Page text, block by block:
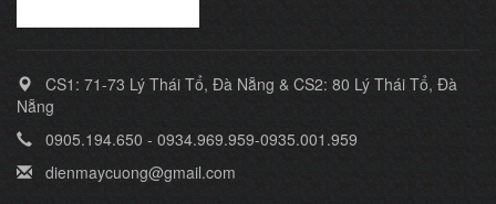
CS1: 71-73 Lý Thái Tổ, Đà Nẵng & CS2: 80 Lý Thái Tổ, Đà
Nẵng
0905.194.650 - 0934.969.959-0935.001.959
dienmaycuong@gmail.com